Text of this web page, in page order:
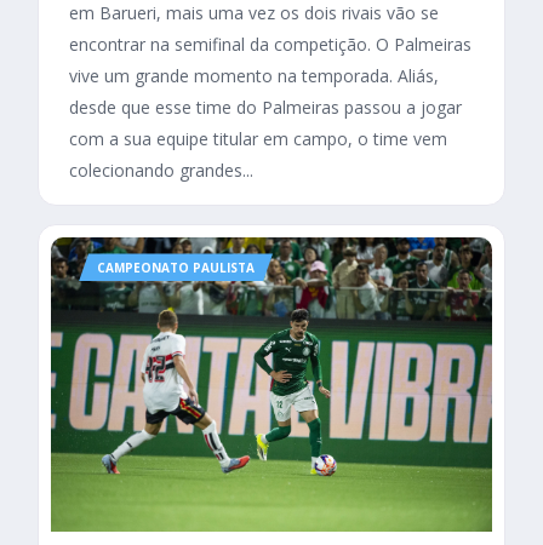
em Barueri, mais uma vez os dois rivais vão se
encontrar na semifinal da competição. O Palmeiras
vive um grande momento na temporada. Aliás,
desde que esse time do Palmeiras passou a jogar
com a sua equipe titular em campo, o time vem
colecionando grandes...
CAMPEONATO PAULISTA